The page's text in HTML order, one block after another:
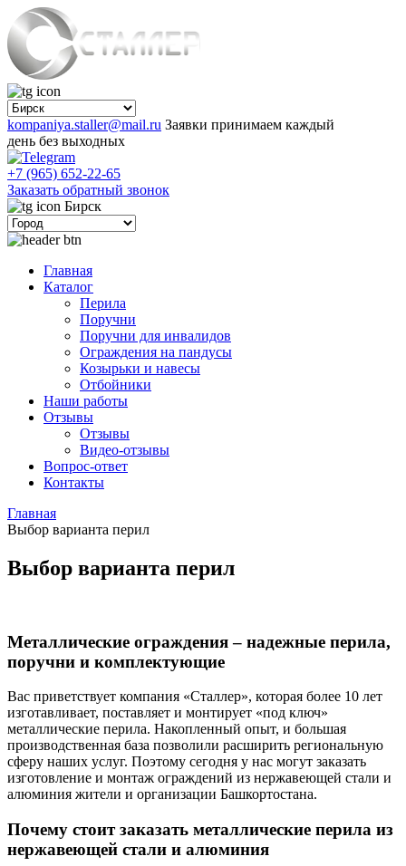
kompaniya.staller@mail.ru Заявки принимаем каждый
день без выходных
+7 (965) 652-22-65
Заказать обратный звонок
Бирск
Главная
Каталог
Перила
Поручни
Поручни для инвалидов
Ограждения на пандусы
Козырьки и навесы
Отбойники
Наши работы
Отзывы
Отзывы
Видео-отзывы
Вопрос-ответ
Контакты
Главная
Выбор варианта перил
Выбор варианта перил
Металлические ограждения – надежные перила,
поручни и комплектующие
Вас приветствует компания «Сталлер», которая более 10 лет
изготавливает, поставляет и монтирует «под ключ»
металлические перила. Накопленный опыт, и большая
производственная база позволили расширить региональную
сферу наших услуг. Поэтому сегодня у нас могут заказать
изготовление и монтаж ограждений из нержавеющей стали и
алюминия жители и организации Башкортостана.
Почему стоит заказать металлические перила из
нержавеющей стали и алюминия